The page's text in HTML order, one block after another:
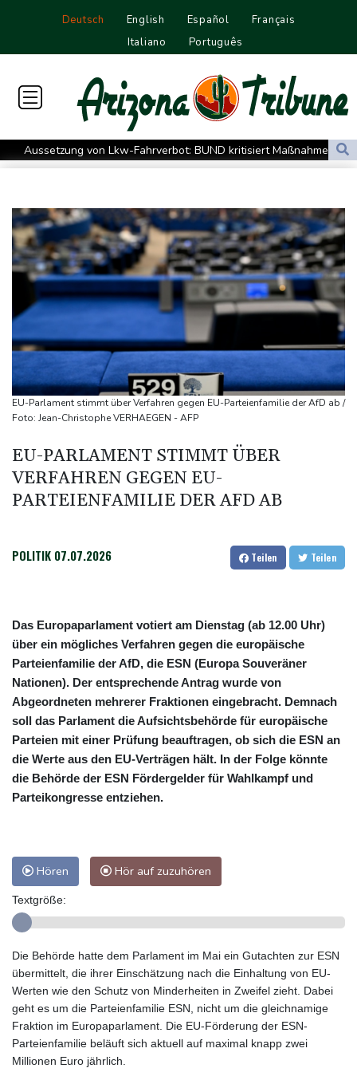
Deutsch English Español
Français
Italiano
Português
Aussetzung von Lkw-Fahrverbot: BUND kritisiert Maßnahme -
Industrie begrüßt sie
Justizminister Blanche
Schwimm-EM: Schmidbauer verliert Titel, Halbisch gewinnt
Bronze
Frankreich: Crémant-Lese in Burgund beginnt wegen Hitzewellen
so früh wie nie
Europas Automarkt wächst, doch der E-Auto-Boom verschärft
den Druck
Klinsmann über Horror-Verletzung: "Ich hatte Glück"
Brand in Recyclinganlage in Rotterdam
Verkehrsminister Bilger verteidigt Aussetzung von
Maextro S800: Chinas Luxusangriff auf Maybach und S-Klasse
Leverkusen verlängert mit Carro und Rolfes
EU-Parlament stimmt über Verfahren gegen EU-Parteienfamilie der AfD ab /
Foto: Jean-Christophe VERHAEGEN - AFP
EU-PARLAMENT STIMMT ÜBER
VERFAHREN GEGEN EU-
PARTEIENFAMILIE DER AFD AB
POLITIK 07.07.2026 Teilen Teilen
Das Europaparlament votiert am Dienstag (ab 12.00 Uhr)
über ein mögliches Verfahren gegen die europäische
Parteienfamilie der AfD, die ESN (Europa Souveräner
Nationen). Der entsprechende Antrag wurde von
Abgeordneten mehrerer Fraktionen eingebracht. Demnach
soll das Parlament die Aufsichtsbehörde für europäische
Parteien mit einer Prüfung beauftragen, ob sich die ESN an
die Werte aus den EU-Verträgen hält. In der Folge könnte
die Behörde der ESN Fördergelder für Wahlkampf und
Parteikongresse entziehen.
Hören Hör auf zuzuhören
Textgröße:
Die Behörde hatte dem Parlament im Mai ein Gutachten zur ESN
übermittelt, die ihrer Einschätzung nach die Einhaltung von EU-
Werten wie den Schutz von Minderheiten in Zweifel zieht. Dabei
geht es um die Parteienfamilie ESN, nicht um die gleichnamige
Fraktion im Europaparlament. Die EU-Förderung der ESN-
Parteienfamilie beläuft sich aktuell auf maximal knapp zwei
Millionen Euro jährlich.